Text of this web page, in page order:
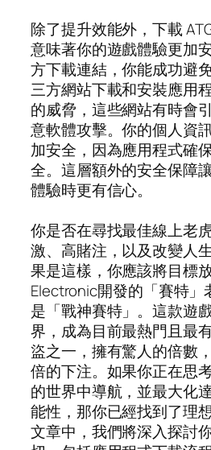
除了提升效能外，下載
意味著你的遊戲體驗更加
方下載連結，你能成功避
三方網站下載和安裝應用
的威脅，這些網站有時會
意軟體攻擊。你的個人資
加安全，因為應用程式確
全。這層額外的安全保障
體驗時更有信心。
你是否在尋找最佳線上老
激、高賭注，以及改變人
果是這樣，你應該將目標
Electronic開發的「賽特」
是「戰神賽特」。這款遊
界，成為目前最熱門且最
盜之一，擁有驚人的倍數
倍的下注。如果你正在思
的世界中導航，並最大化
能性，那你已經找到了理
文章中，我們將深入探討